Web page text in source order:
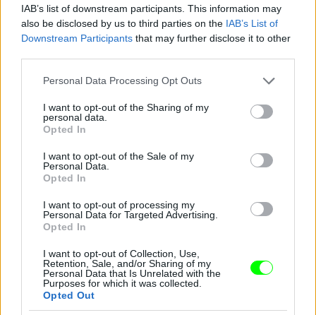
IAB’s list of downstream participants. This information may
also be disclosed by us to third parties on the IAB’s List of
Downstream Participants that may further disclose it to other
Please note that this website/app uses one or more Google
not limited to your visit or usage behaviour. You may click to
grant or deny consent to Google and its third-party tags to
use your data for below specified purposes in below Google
consent section.
Personal Data Processing Opt Outs
I want to opt-out of the Sharing of my
personal data.
Opted In
I want to opt-out of the Sale of my
Personal Data.
Opted In
I want to opt-out of processing my
Personal Data for Targeted Advertising.
Opted In
I want to opt-out of Collection, Use,
Retention, Sale, and/or Sharing of my
Personal Data that Is Unrelated with the
Purposes for which it was collected.
Opted Out
Jön még kép!